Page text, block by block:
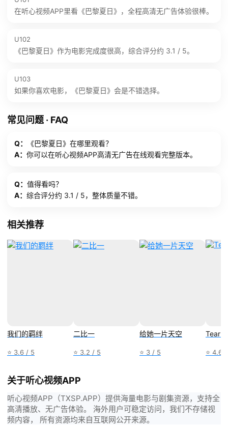
在听心视频APP里看《巴黎夏日》，全程高清无广告体验很棒。
U102
《巴黎夏日》作为电影完成度很高，综合评分约 3.1 / 5。
U103
如果你喜欢电影，《巴黎夏日》会是不错选择。
常见问题 · FAQ
Q：
《巴黎夏日》在哪里观看？
A： 你可以在听心视频APP高清无广告在线观看完整版本。
Q： 值得看吗？
A： 综合评分约 3.1 / 5，整体质量不错。
相关推荐
我们的羁绊
⭐ 3.6 / 5
二比一
⭐ 3.2 / 5
给她一片天空
⭐ 3 / 5
Tear
⭐ 4.6
关于听心视频APP
听心视频APP（TXSP.APP）提供海量电影与剧集资源，支持全
高清播放、无广告体验。 海外用户可稳定访问，我们不存储视
频内容， 所有资源均来自互联网公开来源。